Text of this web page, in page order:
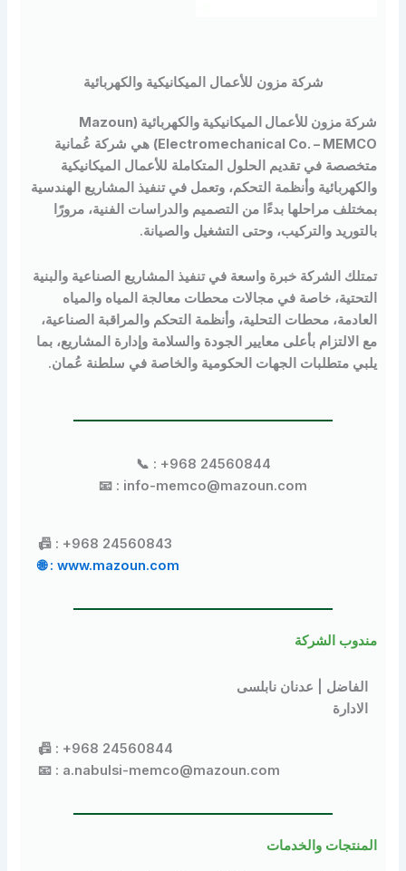
شركة مزون للأعمال الميكانيكية والكهربائية
شركة مزون للأعمال الميكانيكية والكهربائية (Mazoun
Electromechanical Co. – هي شركة عُمانية
في تقديم الحلول المتكاملة للأعمال الميكانيكية
وأنظمة التحكم، وتعمل في تنفيذ المشاريع الهندسية
مراحلها بدءًا من التصميم والدراسات الفنية، مرورًا
والتركيب، وحتى التشغيل والصيانة.
الشركة خبرة واسعة في تنفيذ المشاريع الصناعية والبنية
خاصة في مجالات محطات معالجة المياه والمياه
محطات التحلية، وأنظمة التحكم والمراقبة الصناعية،
بأعلى معايير الجودة والسلامة وإدارة المشاريع، بما
متطلبات الجهات الحكومية والخاصة في سلطنة عُمان.
📞 : +968 24560844
📧 : info-memco@mazoun.com
📠 : +968 24560843
🌐 : www.mazoun.com
الشركة
| عدنان نابلسى
📠 : +968 24560844
📧 : a.nabulsi-memco@mazoun.com
والخدمات